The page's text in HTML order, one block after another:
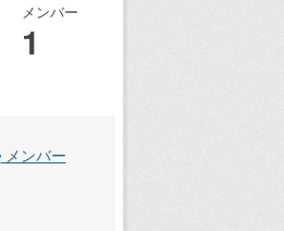
メンバー
1
メンバー